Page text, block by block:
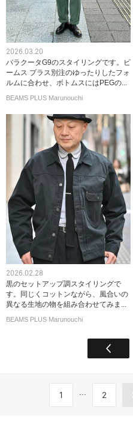
2026.03.20
バラクータG9のスタイリングです。ビ
ームス プラス別注のゆったりしたフォ
ルムに合わせ、ボトムスにはPEGの...
BEAMS PLUS Marunouchi
2026.02.28
黒のセットアップ調スタイリングで
す。同じくコットンながら、風合いの
異なる生地の物を組み合わせてみま...
BEAMS PLUS Marunouchi
1 ... 2